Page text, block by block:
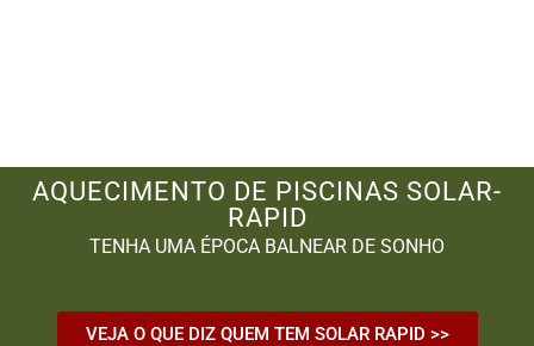
AQUECIMENTO DE PISCINAS SOLAR-
RAPID
TENHA UMA ÉPOCA BALNEAR DE SONHO
VEJA O QUE DIZ QUEM TEM SOLAR RAPID >>